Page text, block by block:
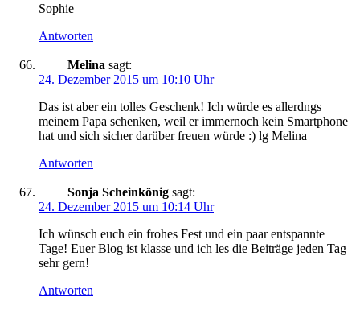
Sophie
Antworten
Melina sagt:
24. Dezember 2015 um 10:10 Uhr
Das ist aber ein tolles Geschenk! Ich würde es allerdngs
meinem Papa schenken, weil er immernoch kein Smartphone
hat und sich sicher darüber freuen würde :) lg Melina
Antworten
Sonja Scheinkönig sagt:
24. Dezember 2015 um 10:14 Uhr
Ich wünsch euch ein frohes Fest und ein paar entspannte
Tage! Euer Blog ist klasse und ich les die Beiträge jeden Tag
sehr gern!
Antworten